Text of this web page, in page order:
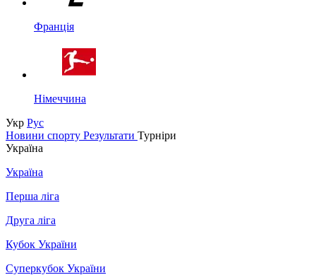
Франція
Німеччина
Укр Рус
Новини спорту Результати Турніри
Україна
Україна
Перша ліга
Друга ліга
Кубок України
Суперкубок України